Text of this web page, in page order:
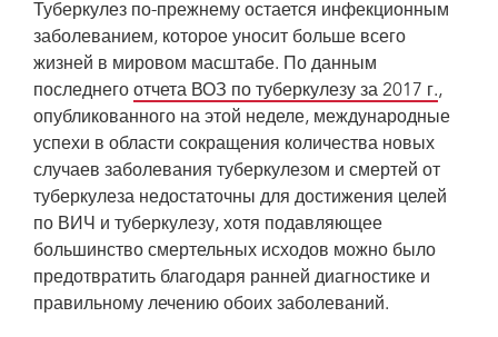
Туберкулез по-прежнему остается инфекционным
заболеванием, которое уносит больше всего
жизней в мировом масштабе. По данным
последнего отчета ВОЗ по туберкулезу за 2017 г.,
опубликованного на этой неделе, международные
успехи в области сокращения количества новых
случаев заболевания туберкулезом и смертей от
туберкулеза недостаточны для достижения целей
по ВИЧ и туберкулезу, хотя подавляющее
большинство смертельных исходов можно было
предотвратить благодаря ранней диагностике и
правильному лечению обоих заболеваний.